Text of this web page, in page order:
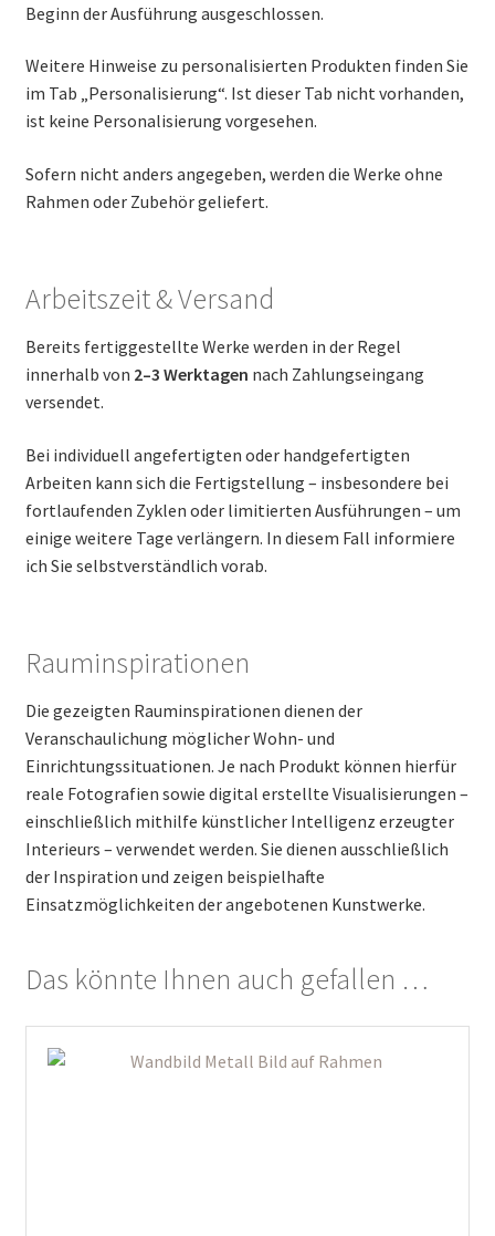
Beginn der Ausführung ausgeschlossen.
Weitere Hinweise zu personalisierten Produkten finden Sie
im Tab „Personalisierung“. Ist dieser Tab nicht vorhanden,
ist keine Personalisierung vorgesehen.
Sofern nicht anders angegeben, werden die Werke ohne
Rahmen oder Zubehör geliefert.
Arbeitszeit & Versand
Bereits fertiggestellte Werke werden in der Regel
innerhalb von 2–3 Werktagen nach Zahlungseingang
versendet.
Bei individuell angefertigten oder handgefertigten
Arbeiten kann sich die Fertigstellung – insbesondere bei
fortlaufenden Zyklen oder limitierten Ausführungen – um
einige weitere Tage verlängern. In diesem Fall informiere
ich Sie selbstverständlich vorab.
Rauminspirationen
Die gezeigten Rauminspirationen dienen der
Veranschaulichung möglicher Wohn- und
Einrichtungssituationen. Je nach Produkt können hierfür
reale Fotografien sowie digital erstellte Visualisierungen –
einschließlich mithilfe künstlicher Intelligenz erzeugter
Interieurs – verwendet werden. Sie dienen ausschließlich
der Inspiration und zeigen beispielhafte
Einsatzmöglichkeiten der angebotenen Kunstwerke.
Das könnte Ihnen auch gefallen …